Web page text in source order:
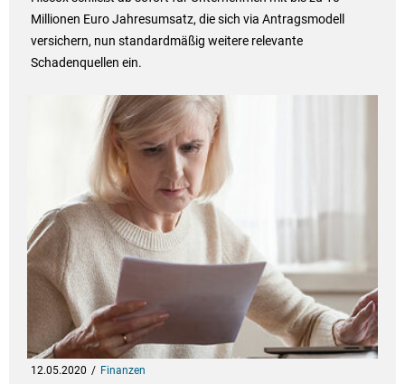
Millionen Euro Jahresumsatz, die sich via Antragsmodell
versichern, nun standardmäßig weitere relevante
Schadenquellen ein.
12.05.2020 Finanzen